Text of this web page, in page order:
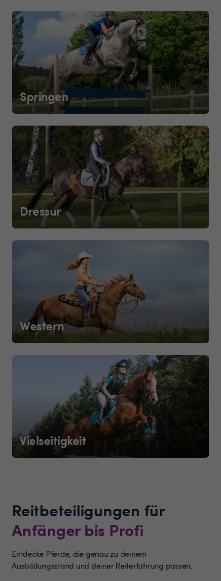
Springen
Dressur
Western
Vielseitigkeit
Reitbeteiligungen für
Anfänger bis Profi
Entdecke Pferde, die genau zu deinem
Ausbildungsstand und deiner Reiterfahrung passen.